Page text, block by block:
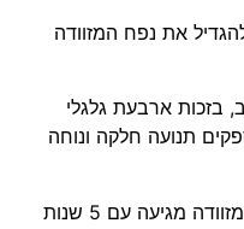
את נפח המזוודה
בזכות ארבעת גלגלי
תנועה חלקה ונוחה
בנוסף לנוחות ולתכונות הנסיעה, המזוודה מגיעה עם 5 שנות